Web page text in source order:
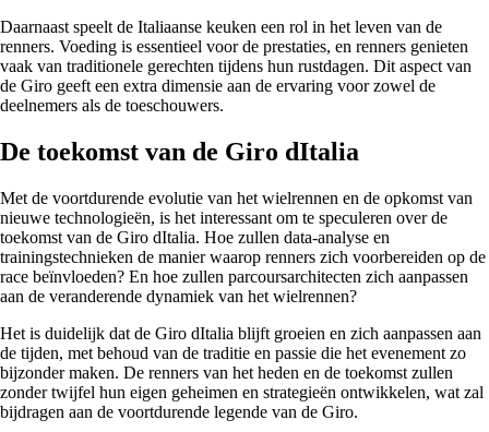
Daarnaast speelt de Italiaanse keuken een rol in het leven van de
renners. Voeding is essentieel voor de prestaties, en renners genieten
vaak van traditionele gerechten tijdens hun rustdagen. Dit aspect van
de Giro geeft een extra dimensie aan de ervaring voor zowel de
deelnemers als de toeschouwers.
De toekomst van de Giro dItalia
Met de voortdurende evolutie van het wielrennen en de opkomst van
nieuwe technologieën, is het interessant om te speculeren over de
toekomst van de Giro dItalia. Hoe zullen data-analyse en
trainingstechnieken de manier waarop renners zich voorbereiden op de
race beïnvloeden? En hoe zullen parcoursarchitecten zich aanpassen
aan de veranderende dynamiek van het wielrennen?
Het is duidelijk dat de Giro dItalia blijft groeien en zich aanpassen aan
de tijden, met behoud van de traditie en passie die het evenement zo
bijzonder maken. De renners van het heden en de toekomst zullen
zonder twijfel hun eigen geheimen en strategieën ontwikkelen, wat zal
bijdragen aan de voortdurende legende van de Giro.